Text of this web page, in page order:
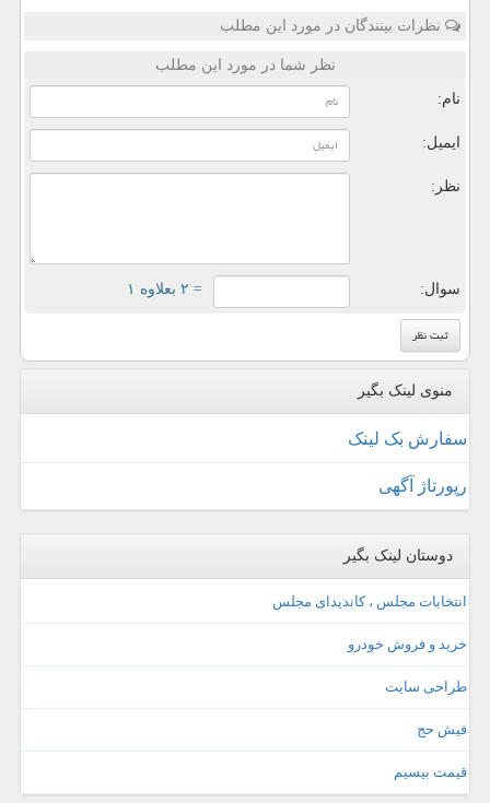
نظرات بینندگان در مورد این مطلب
نظر شما در مورد این مطلب
نام:
ایمیل:
نظر:
سوال: = ۲ بعلاوه ۱
منوی لینک بگیر
سفارش بک لینک
رپورتاژ آگهی
دوستان لینک بگیر
انتخابات مجلس ، کاندیدای مجلس
خرید و فروش خودرو
طراحی سایت
فیش حج
قیمت بیسیم